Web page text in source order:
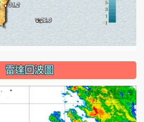
雷達回波圖